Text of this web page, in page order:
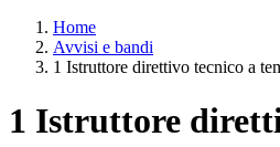
Home
Avvisi e bandi
1 Istruttore direttivo tecnico a
1 Istruttore